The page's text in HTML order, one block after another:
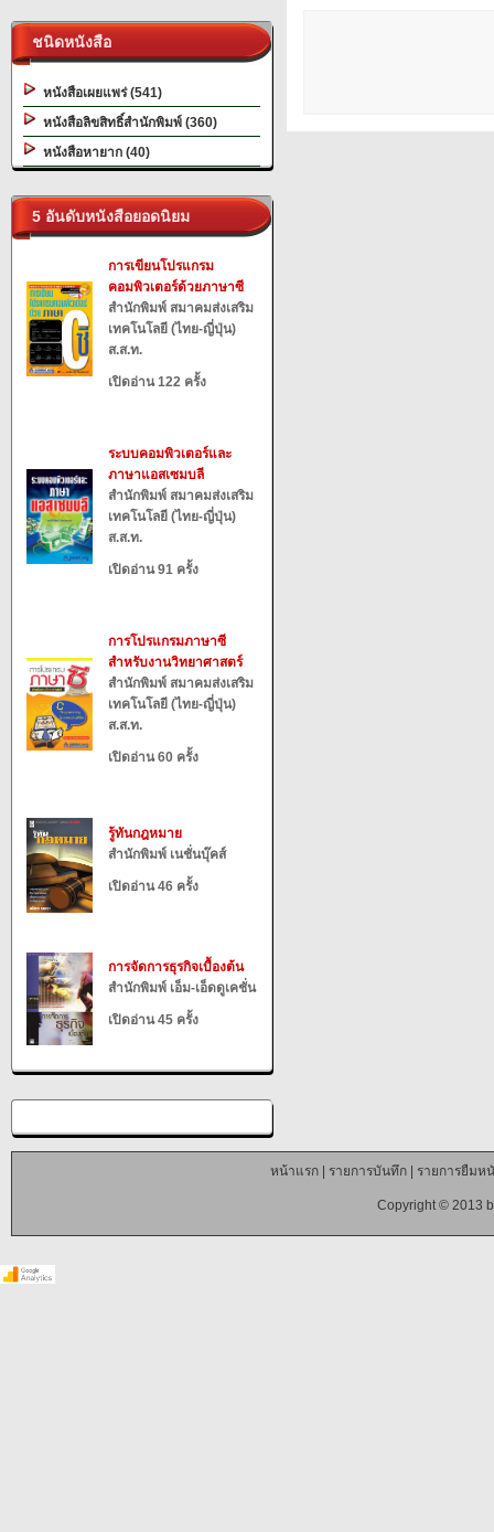
ชนิดหนังสือ
หนังสือเผยแพร่ (541)
หนังสือลิขสิทธิ์สำนักพิมพ์ (360)
หนังสือหายาก (40)
5 อันดับหนังสือยอดนิยม
การเขียนโปรแกรม
คอมพิวเตอร์ด้วยภาษาซี
สำนักพิมพ์ สมาคมส่งเสริม
เทคโนโลยี (ไทย-ญี่ปุ่น)
ส.ส.ท.
เปิดอ่าน 122 ครั้ง
ระบบคอมพิวเตอร์และ
ภาษาแอสเซมบลี
สำนักพิมพ์ สมาคมส่งเสริม
เทคโนโลยี (ไทย-ญี่ปุ่น)
ส.ส.ท.
เปิดอ่าน 91 ครั้ง
การโปรแกรมภาษาซี
สำหรับงานวิทยาศาสตร์
สำนักพิมพ์ สมาคมส่งเสริม
เทคโนโลยี (ไทย-ญี่ปุ่น)
ส.ส.ท.
เปิดอ่าน 60 ครั้ง
รู้ทันกฎหมาย
สำนักพิมพ์ เนชั่นบุ๊คส์
เปิดอ่าน 46 ครั้ง
การจัดการธุรกิจเบื้องต้น
สำนักพิมพ์ เอ็ม-เอ็ดดูเคชั่น
เปิดอ่าน 45 ครั้ง
หน้าแรก| รายการบันทึก| รายการยืมห
Copyright © 2013